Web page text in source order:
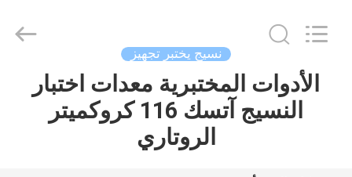
مسكن
INSTRUMENT
نسيج يختبر تجهيز
الأدوات المختبرية معدات اختبار
النسيج آتسك 116 كروكميتر
الروتاري